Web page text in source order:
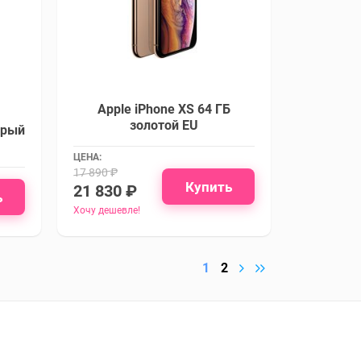
Apple iPhone XS 64 ГБ
золотой EU
ЦЕНА:
17 890 ₽
21 830 ₽
Хочу дешевле!
Купить
1 2